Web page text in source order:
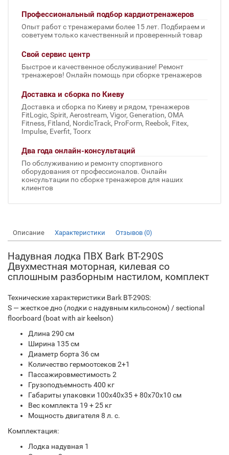
Профессиональный подбор кардиотренажеров
Опыт работ с тренажерами более 15 лет. Подбираем и
советуем только качественный и проверенный товар
Свой сервис центр
Быстрое и качественное обслуживание! Ремонт
тренажеров! Онлайн помощь при сборке тренажеров
Доставка и сборка по Киеву
Доставка и сборка по Киеву и рядом, тренажеров
FitLogic, Spirit, Aerostream, Vigor, Generation, OMA
Fitness, Fitland, NordicTrack, ProForm, Reebok, Fitex,
Impulse, Everfit, Toorx
Два года онлайн-консультаций
По обслуживанию и ремонту спортивного
оборудования от профессионалов. Онлайн
консультации по сборке тренажеров для наших
клиентов
Описание Характеристики Отзывов (0)
Надувная лодка ПВХ Bark ВТ-290S
Двухместная моторная, килевая со
сплошным разборным настилом, комплект
Технические характеристики Bark ВТ-290S:
S — жесткое дно (лодки с надувным кильсоном) / sectional
floorboard (boat with air keelson)
Длина 290 см
Ширина 135 см
Диаметр борта 36 см
Количество гермоотсеков 2+1
Пассажировместимость 2
Грузоподъемность 400 кг
Габариты упаковки 100х40х35 + 80х70х10 см
Вес комплекта 19 + 25 кг
Мощность двигателя 8 л. с.
Комплектация:
Лодка надувная 1